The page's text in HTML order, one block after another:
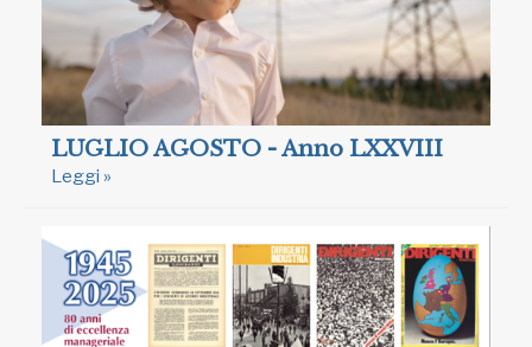
LUGLIO AGOSTO - Anno LXXVIII
Leggi »